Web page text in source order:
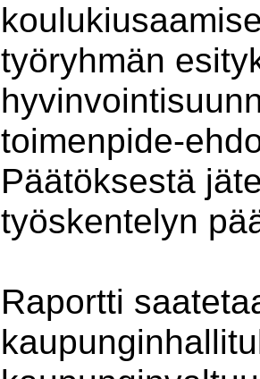
työryhmän
toimenpide-
Päätöksestä
työskentelyn
Raportti